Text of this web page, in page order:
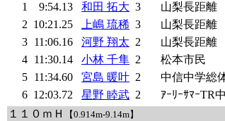
1
9:54.13 和田 拓大 3 山梨長距離
2 10:21.25 上嶋 琉稀 3 山梨長距離
3 11:06.16 河野 翔太 2 山梨長距離
4 11:30.14 小林 千隼 2 松本市民
5 11:34.60 宮島 暖叶 2 中信中学総
6 12:03.72 星野 睦武 2 ｱｰﾘｰｻﾏｰTR
１１０ｍＨ
【0.914m-9.14m】